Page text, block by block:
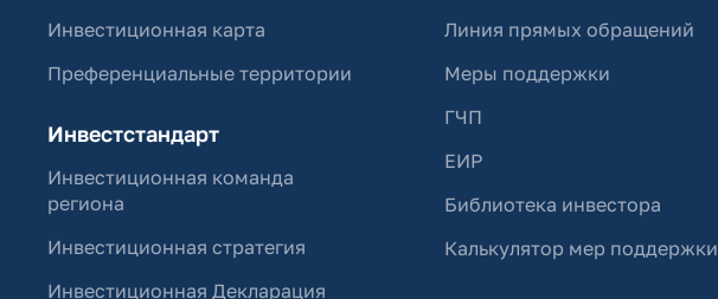
Инвестиционная карта
Преференциальные территории
Инвестстандарт
Инвестиционная команда
региона
Инвестиционная стратегия
Инвестиционная Декларация
Линия прямых обращений
Меры поддержки
ГЧП
ЕИР
Библиотека инвестора
Калькулятор мер поддержки